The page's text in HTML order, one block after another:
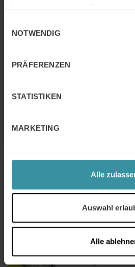
NOTWENDIG
PRÄFERENZEN
STATISTIKEN
MARKETING
Alle
Auswahl
Alle
Artikel – Hybrid
Artikel – Die
Weiter Lesen
7 Gründe für
Engineering zu
Weiter Lesen